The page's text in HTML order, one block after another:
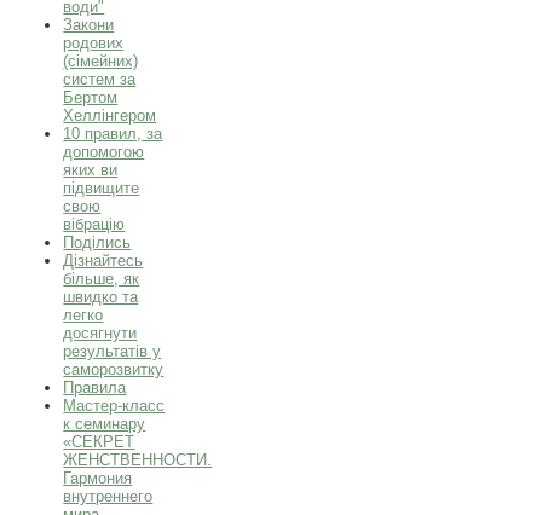
води"
Закони
родових
(сімейних)
систем за
Бертом
Хеллінгером
10 правил, за
допомогою
яких ви
підвищите
свою
вібрацію
Поділись
Дізнайтесь
більше, як
швидко та
легко
досягнути
результатів у
саморозвитку
Правила
Мастер-класс
к семинару
«СЕКРЕТ
ЖЕНСТВЕННОСТИ.
Гармония
внутреннего